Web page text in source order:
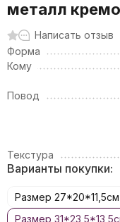
металл
Написать отзыв
Форма
Кому
Повод
Текстура
Варианты покупки:
Размер 27*20*11,5см
Размер